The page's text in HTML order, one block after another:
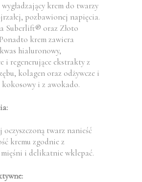
krem do twarzy
pozbawionej napięcia.
Suberlift® oraz Złoto
krem zawiera
hialuronowy,
i regenerujące ekstrakty z
kolagen oraz odżywcze i
kokosowy i z awokado.
oczyszczoną twarz nanieść
kremu zgodnie z
i delikatnie wklepać.